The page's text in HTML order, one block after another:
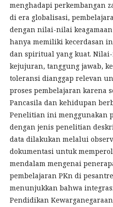
menghadapi perkembangan
di era globalisasi,
dengan nilai-nilai
hanya memiliki kecerdasan
dan spiritual yang kuat.
kejujuran, tanggung jawab,
toleransi dianggap relevan
proses pembelajaran karena
Pancasila dan kehidupan
Penelitian ini menggunakan
dengan jenis penelitian
data dilakukan melalui
dokumentasi untuk
mendalam mengenai
pembelajaran PKn di
menunjukkan bahwa
Pendidikan